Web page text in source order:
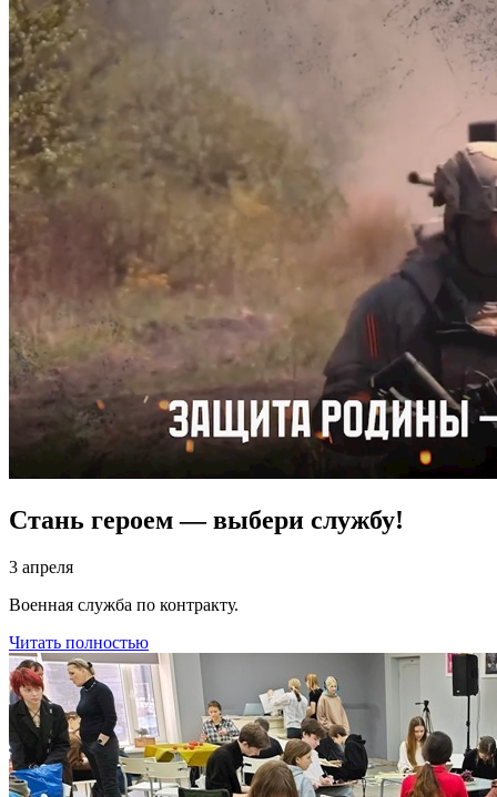
Стань героем — выбери службу!
3 апреля
Военная служба по контракту.
Читать полностью